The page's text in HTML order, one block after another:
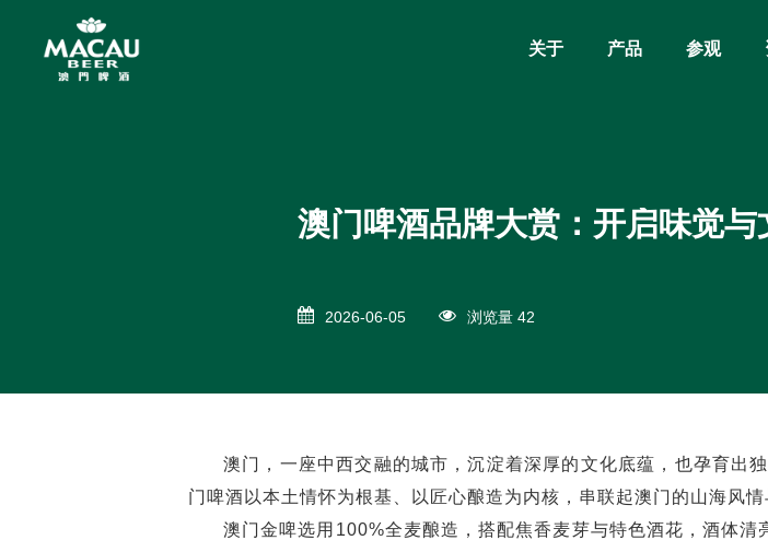
关于 产品 参观
澳门啤酒品牌大赏：开启味觉
2026-06-05 浏览量 42
澳门，一座中西交融的城市，沉淀着深厚的文化底蕴，也孕育
门啤酒以本土情怀为根基、以匠心酿造为内核，串联起澳门的山海风
澳门金啤选用100%全麦酿造，搭配焦香麦芽与特色酒花，酒体